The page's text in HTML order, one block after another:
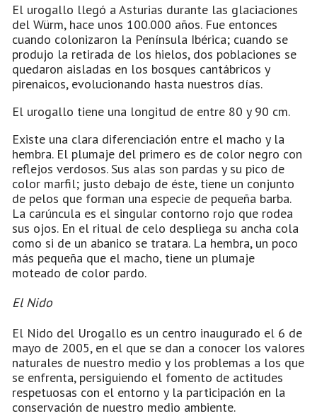
El urogallo llegó a Asturias durante las glaciaciones
del Würm, hace unos 100.000 años. Fue entonces
cuando colonizaron la Península Ibérica; cuando se
produjo la retirada de los hielos, dos poblaciones se
quedaron aisladas en los bosques cantábricos y
pirenaicos, evolucionando hasta nuestros días.
El urogallo tiene una longitud de entre 80 y 90 cm.
Existe una clara diferenciación entre el macho y la
hembra. El plumaje del primero es de color negro con
reflejos verdosos. Sus alas son pardas y su pico de
color marfil; justo debajo de éste, tiene un conjunto
de pelos que forman una especie de pequeña barba.
La carúncula es el singular contorno rojo que rodea
sus ojos. En el ritual de celo despliega su ancha cola
como si de un abanico se tratara. La hembra, un poco
más pequeña que el macho, tiene un plumaje
moteado de color pardo.
El Nido
El Nido del Urogallo es un centro inaugurado el 6 de
mayo de 2005, en el que se dan a conocer los valores
naturales de nuestro medio y los problemas a los que
se enfrenta, persiguiendo el fomento de actitudes
respetuosas con el entorno y la participación en la
conservación de nuestro medio ambiente.